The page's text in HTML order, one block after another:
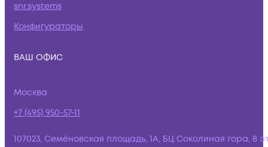
snr.systems
Конфигураторы
ВАШ ОФИС
Москва
+7 (495) 950-57-11
107023, Семёновская площадь, 1А, БЦ Соколиная гора, 8